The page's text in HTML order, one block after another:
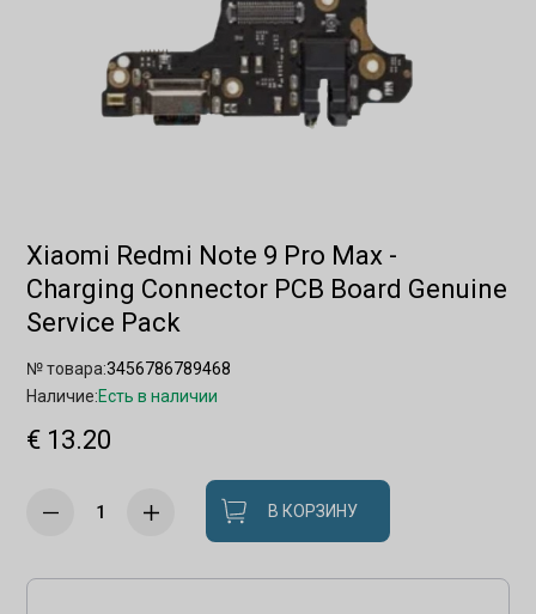
Xiaomi Redmi Note 9 Pro Max -
Charging Connector PCB Board Genuine
Service Pack
№ товара:3456786789468
Наличие:Есть в наличии
€ 13.20
В КОРЗИНУ